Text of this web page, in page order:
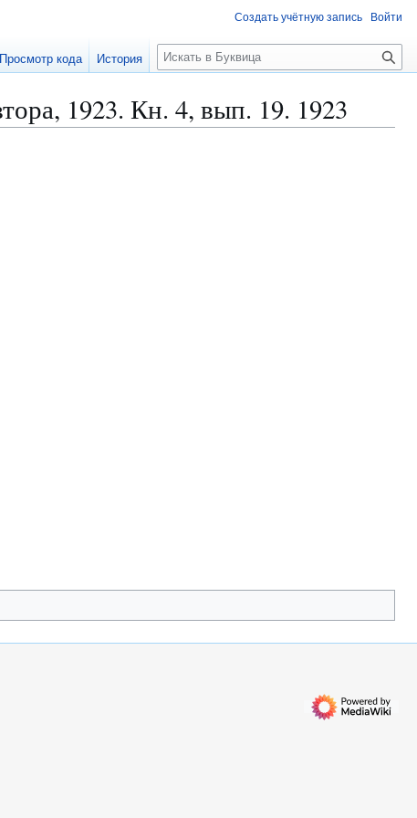
1923. Кн. 4, вып. 19. 1923
Создать учётную запись Войти
Просмотр кода История
П
о
с
к